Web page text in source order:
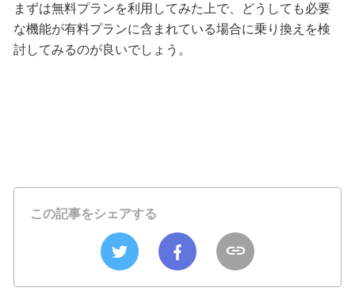
まずは無料プランを利用してみた上で、どうしても必要
な機能が有料プランに含まれている場合に乗り換えを検
討してみるのが良いでしょう。
この記事をシェアする